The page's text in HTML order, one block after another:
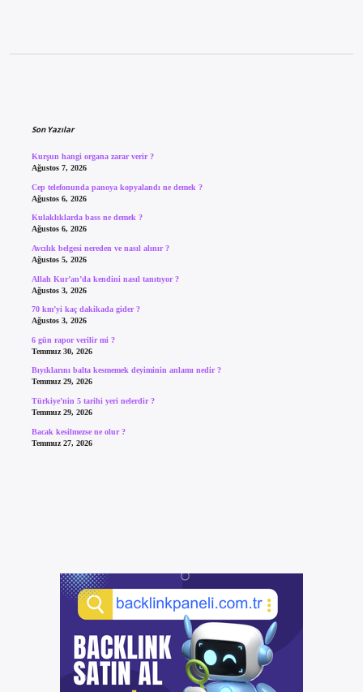
Son Yazılar
Kurşun hangi organa zarar verir ?
Ağustos 7, 2026
Cep telefonunda panoya kopyalandı ne demek ?
Ağustos 6, 2026
Kulaklıklarda bass ne demek ?
Ağustos 6, 2026
Avcılık belgesi nereden ve nasıl alınır ?
Ağustos 5, 2026
Allah Kur’an’da kendini nasıl tanıtıyor ?
Ağustos 3, 2026
70 km’yi kaç dakikada gider ?
Ağustos 3, 2026
6 gün rapor verilir mi ?
Temmuz 30, 2026
Bıyıklarını balta kesmemek deyiminin anlamı nedir ?
Temmuz 29, 2026
Türkiye’nin 5 tarihi yeri nelerdir ?
Temmuz 29, 2026
Bacak kesilmezse ne olur ?
Temmuz 27, 2026